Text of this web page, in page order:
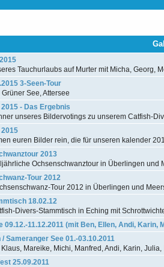
Tauchurlaubs auf Murter mit Micha, Georg,
3-Seen-Tour
See, Attersee
- Das Ergebnis
unseres Bildervotings zu unserem Catfish-
euren Bilder rein, die für unseren kalender
2013
Ochsenschwanztour in Überlingen und
Tour 2012
Tour 2012 in Überlingen und
18.02.12
Divers-Stammtisch in Eching mit
09.12.-11.12.2011 (mit Ben, Ellen, Andi, Karin,
Sameranger See 01.-03.10.2011
Mareike, Michi, Manfred, Andi, Karin,
25.09.2011